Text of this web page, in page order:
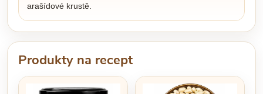
arašídové krustě.
Produkty na recept